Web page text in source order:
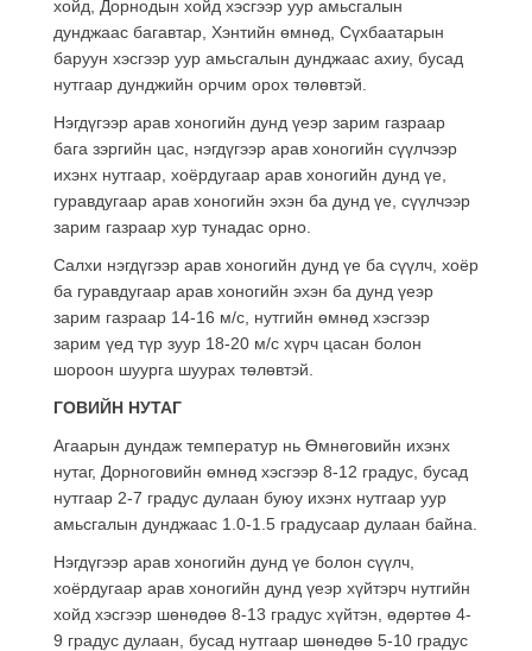
хойд, Дорнодын хойд хэсгээр уур амьсгалын
дунджаас багавтар, Хэнтийн өмнөд, Сүхбаатарын
баруун хэсгээр уур амьсгалын дунджаас ахиу, бусад
нутгаар дунджийн орчим орох төлөвтэй.
Нэгдүгээр арав хоногийн дунд үеэр зарим газраар
бага зэргийн цас, нэгдүгээр арав хоногийн сүүлчээр
ихэнх нутгаар, хоёрдугаар арав хоногийн дунд үе,
гуравдугаар арав хоногийн эхэн ба дунд үе, сүүлчээр
зарим газраар хур тунадас орно.
Салхи нэгдүгээр арав хоногийн дунд үе ба сүүлч, хоёр
ба гуравдугаар арав хоногийн эхэн ба дунд үеэр
зарим газраар 14-16 м/с, нутгийн өмнөд хэсгээр
зарим үед түр зуур 18-20 м/с хүрч цасан болон
шороон шуурга шуурах төлөвтэй.
ГОВИЙН НУТАГ
Агаарын дундаж температур нь Өмнөговийн ихэнх
нутаг, Дорноговийн өмнөд хэсгээр 8-12 градус, бусад
нутгаар 2-7 градус дулаан буюу ихэнх нутгаар уур
амьсгалын дунджаас 1.0-1.5 градусаар дулаан байна.
Нэгдүгээр арав хоногийн дунд үе болон сүүлч,
хоёрдугаар арав хоногийн дунд үеэр хүйтэрч нутгийн
хойд хэсгээр шөнөдөө 8-13 градус хүйтэн, өдөртөө 4-
9 градус дулаан, бусад нутгаар шөнөдөө 5-10 градус